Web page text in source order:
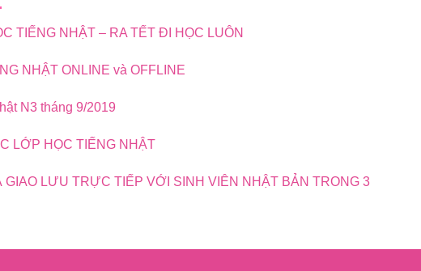
TIẾNG NHẬT – RA TẾT ĐI HỌC LUÔN
NHẬT ONLINE và OFFLINE
N3 tháng 9/2019
LỚP HỌC TIẾNG NHẬT
GIAO LƯU TRỰC TIẾP VỚI SINH VIÊN NHẬT BẢN TRONG 3